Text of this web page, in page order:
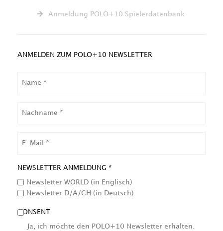
Anmeldung POLO+10 Spielerdatenbank
ANMELDEN ZUM POLO+10 NEWSLETTER
NEWSLETTER ANMELDUNG *
Newsletter WORLD (in Englisch)
Newsletter D/A/CH (in Deutsch)
CONSENT
Ja, ich möchte den POLO+10 Newsletter erhalten.